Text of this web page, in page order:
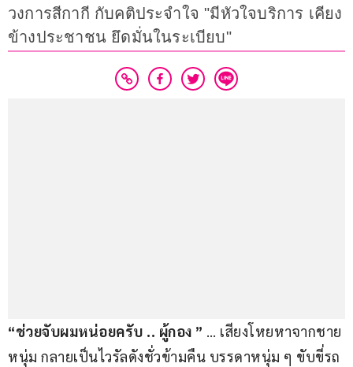
วงการสีกากี กับคติประจำใจ "มีหัวใจบริการ เคียง
ข้างประชาชน ยึดมั่นในระเบียบ"
“ช่วยจับผมหน่อยครับ .. ผู้กอง ” … เสียงโหยหาจากชาย
หนุ่ม กลายเป็นไวรัลดังชั่วข้ามคืน บรรดาหนุ่ม ๆ ขับขี่รถ